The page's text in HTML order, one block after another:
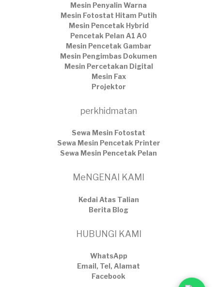
Mesin Penyalin Warna
Mesin Fotostat Hitam Putih
Mesin Pencetak Hybrid
Pencetak Pelan A1 A0
Mesin Pencetak Gambar
Mesin Pengimbas Dokumen
Mesin Percetakan Digital
Mesin Fax
Projektor
perkhidmatan
Sewa Mesin Fotostat
Sewa Mesin Pencetak Printer
Sewa Mesin Pencetak Pelan
MeNGENAI KAMI
Kedai Atas Talian
​Berita Blog
HUBUNGI KAMI
WhatsApp
Email, Tel, Alamat
Facebook